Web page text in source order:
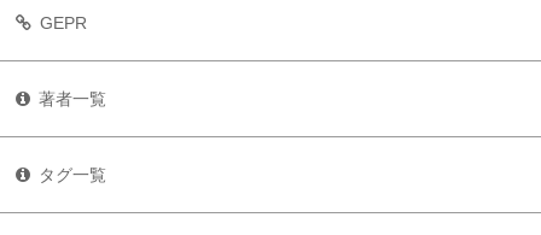
GEPR
著者一覧
タグ一覧